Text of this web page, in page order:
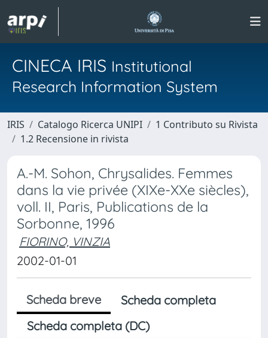
CINECA IRIS Institutional
Research Information System
IRIS Catalogo Ricerca UNIPI
1 Contributo su Rivista
1.2 Recensione in rivista
A.-M. Sohon, Chrysalides. Femmes
dans la vie privée (XIXe-XXe siècles),
voll. II, Paris, Publications de la
Sorbonne, 1996
FIORINO, VINZIA
2002-01-01
Scheda breve
Scheda completa
Scheda completa (DC)